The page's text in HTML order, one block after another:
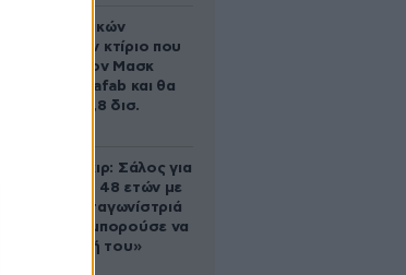
Το φαραωνικών
διαστάσεων κτίριο που
χτίζει ο Έλον Μασκ
λέγεται Terafab και θα
κοστίσει 16,8 δισ.
Ρίτσαρντ Γκιρ: Σάλος για
τη διαφορά 48 ετών με
τη συμπρωταγωνίστριά
του – «Θα μπορούσε να
είναι εγγονή του»